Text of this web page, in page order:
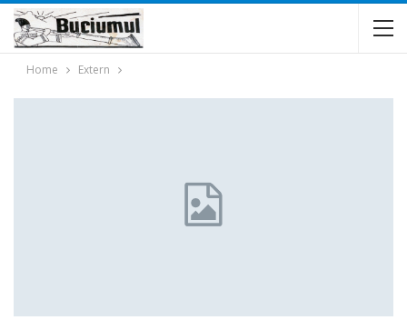
Home Extern